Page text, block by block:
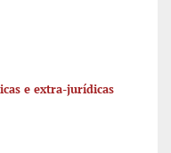
e extra-jurídicas